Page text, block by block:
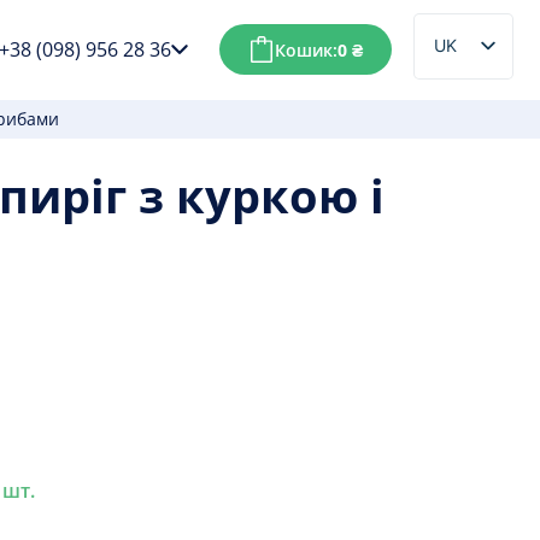
+38 (098) 956 28 36 Кошик:0₴
UK
RU
з куркою і
шт.